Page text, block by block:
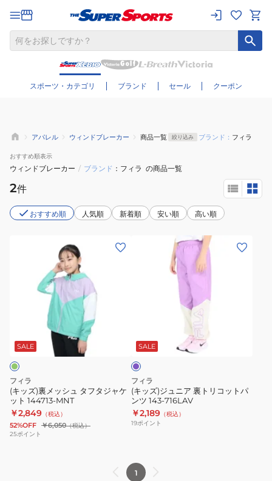
スポーツ・カテゴリ ブランド セール クーポン
さらに絞り込む
アパレル ウィンドブレーカー 商品一覧 絞り込み ブランド： フィラ
おすすめ順表示
ウィンドブレーカー / ブランド フィラ の商品一覧
2件
おすすめ順 人気順 新着順 安い順 高い順
ュ
タ
フ
タ
ジ
ャ
ケ
SALE
フィラ
(キッズ)裏メッシュ タフタジャケ
ット 144713-MNT
￥2,849 （税込）
52%OFF ￥6,050（税込）
25ポイント
裏
ト
リ
コ
ッ
ト
ツ
143-
SALE
ラ
ベ
ン
ダ
フィラ
(キッズ)ジュニア 裏トリコットパ
ンツ 143-716LAV
￥2,189 （税込）
19ポイント
1